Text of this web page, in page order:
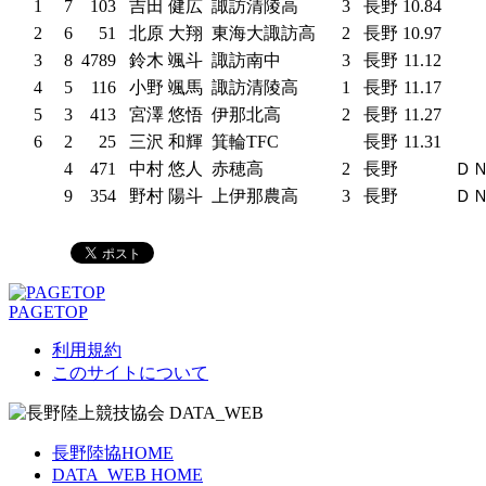
1
7 103 吉田 健広 諏訪清陵高 3 長野 10.84
2
6 51 北原 大翔 東海大諏訪高 2 長野 10.97
3
8 4789 鈴木 颯斗 諏訪南中 3 長野 11.12
4
5 116 小野 颯馬 諏訪清陵高 1 長野 11.17
5
3 413 宮澤 悠悟 伊那北高 2 長野 11.27
6
2 25 三沢 和輝 箕輪TFC 長野 11.31
4
471 中村 悠人 赤穂高 2 長野
Ｄ
9
354 野村 陽斗 上伊那農高 3 長野 Ｄ
PAGETOP
利用規約
このサイトについて
長野陸協HOME
DATA_WEB HOME